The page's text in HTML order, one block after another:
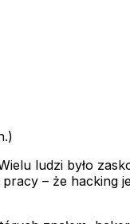
ludzi było
– że hacking